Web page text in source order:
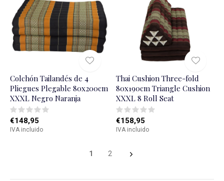
Colchón Tailandés de 4
Pliegues Plegable 80x200cm
XXXL Negro Naranja
€148,95
IVA incluido
Thai Cushion Three-fold
80x190cm Triangle Cushion
XXXL 8 Roll Seat
€158,95
IVA incluido
1 2